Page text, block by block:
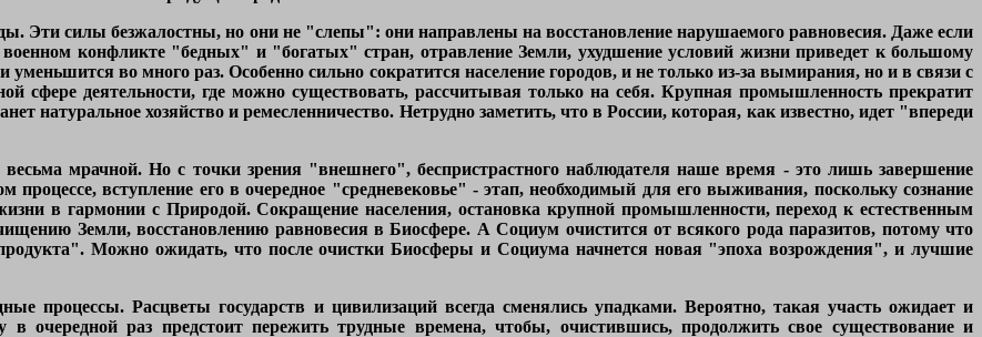
Эти силы безжалостны, но они не "слепы": они направлены на восстановление нарушаемого равновесия. Даже если
военном конфликте "бедных" и "богатых" стран, отравление Земли, ухудшение условий жизни приведет к большому
во много раз. Особенно сильно сократится население городов, и не только из-за вымирания, но и в связи с
сфере деятельности, где можно существовать, рассчитывая только на себя. Крупная промышленность прекратит
натуральное хозяйство и ремесленничество. Нетрудно заметить, что в России, которая, как известно, идет "впереди
мрачной. Но с точки зрения "внешнего", беспристрастного наблюдателя наше время - это лишь завершение
процессе, вступление его в очередное "средневековье" - этап, необходимый для его выживания, поскольку сознание
в гармонии с Природой. Сокращение населения, остановка крупной промышленности, переход к естественным
Земли, восстановлению равновесия в Биосфере. А Социум очистится от всякого рода паразитов, потому что
Можно ожидать, что после очистки Биосферы и Социума начнется новая "эпоха возрождения", и лучшие
процессы. Расцветы государств и цивилизаций всегда сменялись упадками. Вероятно, такая участь ожидает и
в очередной раз предстоит пережить трудные времена, чтобы, очистившись, продолжить свое существование и